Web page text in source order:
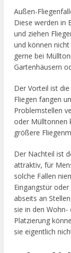
Außen-
Diese werden in
und ziehen
und können
gerne bei
Gartenhäusern
Der Vorteil ist
Fliegen fangen
Problemstellen
oder Mülltonnen
größere
Der Nachteil ist
attraktiv, für
solche Fallen
Eingangstür
abseits an
sie in den
Platzierung
sie eigentlich